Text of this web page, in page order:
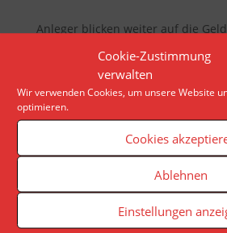
Cookie-Zustimmung
verwalten
Wir verwenden Cookies, um unsere Website
optimieren.
Cookies
Ablehnen
Einstellungen
Anleger blicken weiter auf die
USA. Am Montagmorgen zeigten
Indizes nur leicht verändert.
Reporting